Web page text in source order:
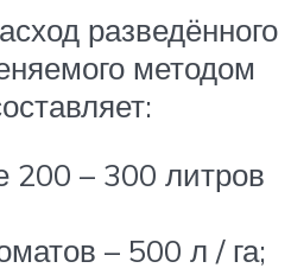
разведённого
методом
200 – 300 литров
– 500 л / га;